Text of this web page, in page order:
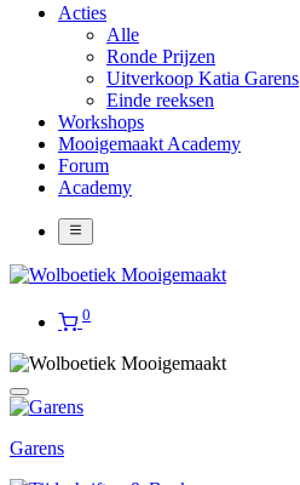
Acties
Alle
Ronde Prijzen
Uitverkoop Katia Garens
Einde reeksen
Workshops
Mooigemaakt Academy
Forum
Academy
0
Garens